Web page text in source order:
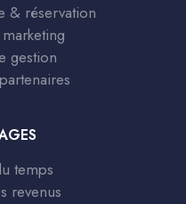
& réservation
gestion
temps
revenus